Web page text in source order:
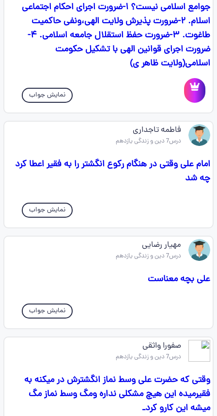
جوامع اسلامی نیست؟ ۱-ضرورت اجرای احکام اجتماعی
اسلام. ۲-ضرورت پذیرش ولایت الهی،ونفی حاکمیت
طاغوت. ۳-ضرورت حفظ استقلال جامعه اسلامی. ۴-
ضرورت اجرای قوانین الهی با تشکیل حکومت
اسلامی(ولایت ظاهر ی)
نمایش جواب
فاطمه تاجداری
درس7 دین و زندگی یازدهم
امام علی وقتی در هنگام رکوع انگشتر را به فقیر اعطا کرد
چه شد
نمایش جواب
مهیار رضایی
درس7 دین و زندگی یازدهم
علی بچه معناست
نمایش جواب
صفورا واثقی
درس7 دین و زندگی یازدهم
وقتی که حضرت علی وسط نماز انگشترش در میکنه به
فقیرمیده این هیچ مشکلی نداره ومگ وسط نماز مگ
میشه این کارو کردـ